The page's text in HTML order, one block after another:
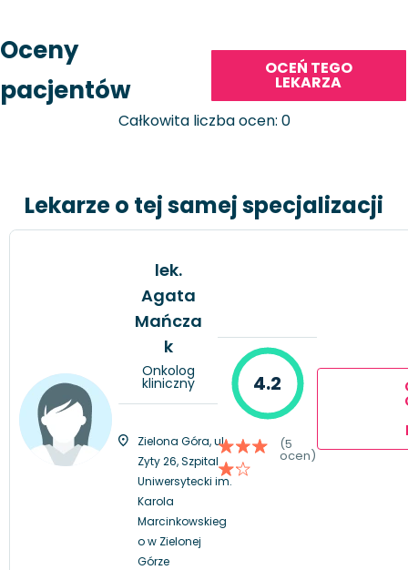
Oceny
pacjentów
OCEŃ TEGO
LEKARZA
Całkowita liczba ocen: 0
Lekarze o tej samej specjalizacji
lek.
Agata
Mańcza
k
Onkolog
kliniczny
Zielona Góra, ul.
Zyty 26, Szpital
Uniwersytecki im.
Karola
Marcinkowskieg
o w Zielonej
Górze
4.2
(5
ocen)